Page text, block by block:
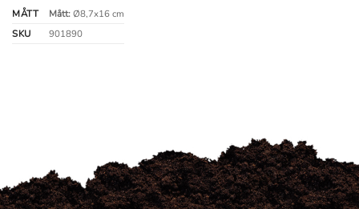
MÅTT Mått:Ø8,7x16 cm
SKU
901890